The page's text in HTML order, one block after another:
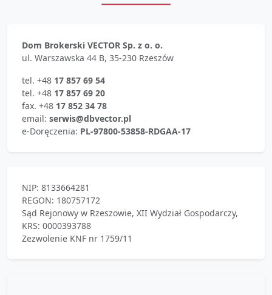
Dom Brokerski VECTOR Sp. z o. o.
ul. Warszawska 44 B, 35-230 Rzeszów
tel. +48 17 857 69 54
tel. +48 17 857 69 20
fax. +48 17 852 34 78
email: serwis@dbvector.pl
e-Doręczenia: PL-97800-53858-RDGAA-17
NIP: 8133664281
REGON: 180757172
Sąd Rejonowy w Rzeszowie, XII Wydział Gospodarczy,
KRS: 0000393788
Zezwolenie KNF nr 1759/11